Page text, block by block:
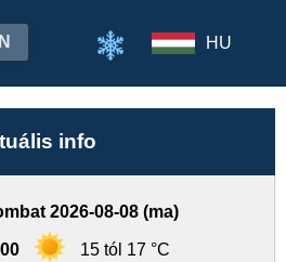
HU
info
2026-08-08 (ma)
15 tól 17 °C